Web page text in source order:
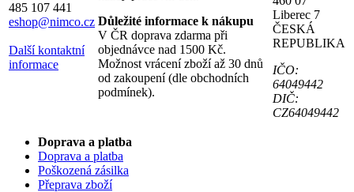
485 107 441
eshop@nimco.cz
Další kontaktní
informace
Důležité informace k nákupu
V ČR doprava zdarma při
objednávce nad 1500 Kč.
Možnost vrácení zboží až 30 dnů
od zakoupení (dle obchodních
podmínek).
Liberec 7
ČESKÁ
REPUBLIKA
IČO:
64049442
DIČ:
CZ64049442
Doprava a platba
Doprava a platba
Poškozená zásilka
Přeprava zboží